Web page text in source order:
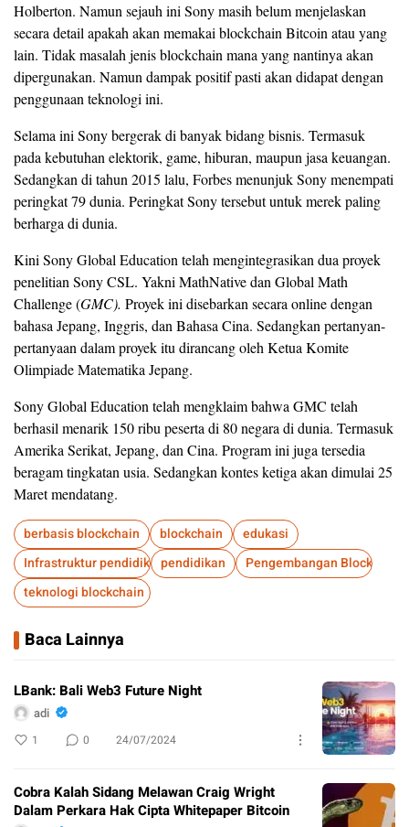
Holberton. Namun sejauh ini Sony masih belum menjelaskan
secara detail apakah akan memakai blockchain Bitcoin atau yang
lain. Tidak masalah jenis blockchain mana yang nantinya akan
dipergunakan. Namun dampak positif pasti akan didapat dengan
penggunaan teknologi ini.
Selama ini Sony bergerak di banyak bidang bisnis. Termasuk
pada kebutuhan elektorik, game, hiburan, maupun jasa keuangan.
Sedangkan di tahun 2015 lalu, Forbes menunjuk Sony menempati
peringkat 79 dunia. Peringkat Sony tersebut untuk merek paling
berharga di dunia.
Kini Sony Global Education telah mengintegrasikan dua proyek
penelitian Sony CSL. Yakni MathNative dan Global Math
Challenge (GMC). Proyek ini disebarkan secara online dengan
bahasa Jepang, Inggris, dan Bahasa Cina. Sedangkan pertanyan-
pertanyaan dalam proyek itu dirancang oleh Ketua Komite
Olimpiade Matematika Jepang.
Sony Global Education telah mengklaim bahwa GMC telah
berhasil menarik 150 ribu peserta di 80 negara di dunia. Termasuk
Amerika Serikat, Jepang, dan Cina. Program ini juga tersedia
beragam tingkatan usia. Sedangkan kontes ketiga akan dimulai 25
Maret mendatang.
berbasis blockchain blockchain
edukasi
Infrastruktur pendidikanpendidikan
Pengembangan Blockchain
teknologi blockchain
Baca Lainnya
LBank: Bali Web3 Future Night
adi
1 0 24/07/2024
Cobra Kalah Sidang Melawan Craig Wright
Dalam Perkara Hak Cipta Whitepaper Bitcoin